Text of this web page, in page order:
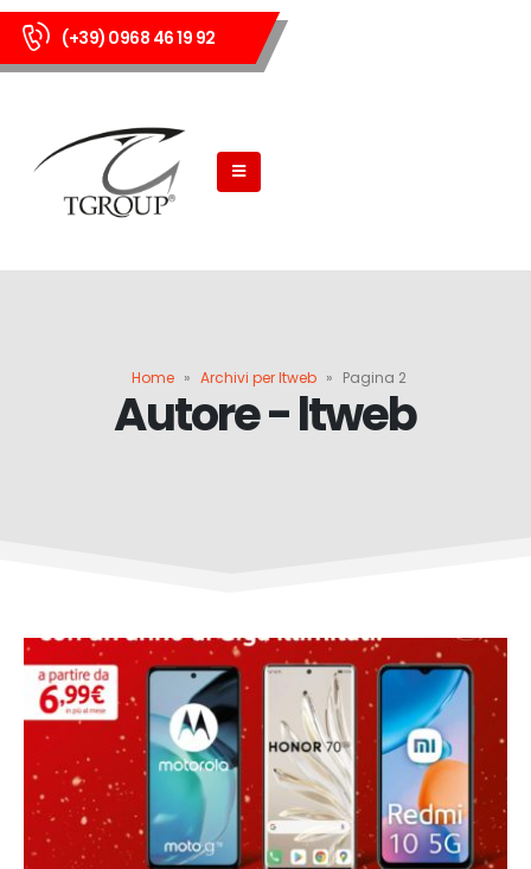
(+39) 0968 46 19 92
Home » Archivi per ltweb » Pagina 2
Autore - ltweb